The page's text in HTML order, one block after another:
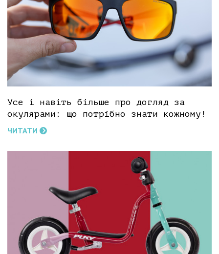
Усе і навіть більше про догляд за
окулярами: що потрібно знати кожному!
ЧИТАТИ